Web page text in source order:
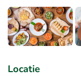
Locatie